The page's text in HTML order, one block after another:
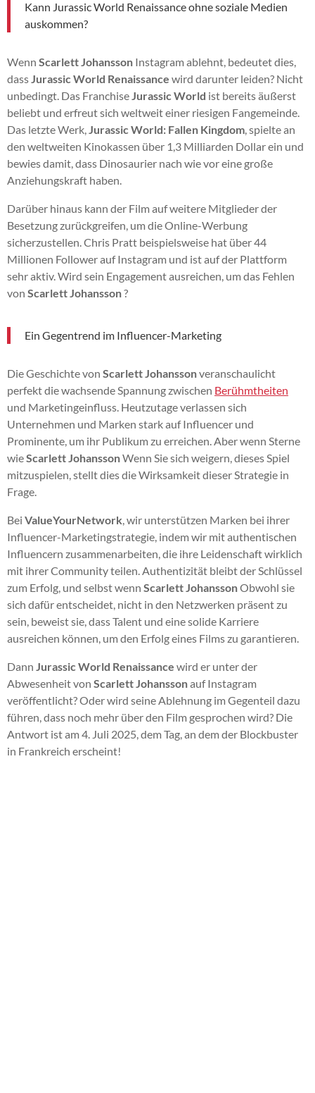
Kann Jurassic World Renaissance ohne soziale Medien
auskommen?
Wenn Scarlett Johansson Instagram ablehnt, bedeutet dies,
dass Jurassic World Renaissance wird darunter leiden? Nicht
unbedingt. Das Franchise Jurassic World ist bereits äußerst
beliebt und erfreut sich weltweit einer riesigen Fangemeinde.
Das letzte Werk, Jurassic World: Fallen Kingdom , spielte an
den weltweiten Kinokassen über 1,3 Milliarden Dollar ein und
bewies damit, dass Dinosaurier nach wie vor eine große
Anziehungskraft haben.
Darüber hinaus kann der Film auf weitere Mitglieder der
Besetzung zurückgreifen, um die Online-Werbung
sicherzustellen. Chris Pratt beispielsweise hat über 44
Millionen Follower auf Instagram und ist auf der Plattform
sehr aktiv. Wird sein Engagement ausreichen, um das Fehlen
von Scarlett Johansson?
Ein Gegentrend im Influencer-Marketing
Die Geschichte von Scarlett Johanssonveranschaulicht
perfekt die wachsende Spannung zwischen Berühmtheiten
und Marketingeinfluss. Heutzutage verlassen sich
Unternehmen und Marken stark auf Influencer und
Prominente, um ihr Publikum zu erreichen. Aber wenn Sterne
wieScarlett JohanssonWenn Sie sich weigern, dieses Spiel
mitzuspielen, stellt dies die Wirksamkeit dieser Strategie in
Frage.
Bei ValueYourNetwork , wir unterstützen Marken bei ihrer
Influencer-Marketingstrategie, indem wir mit authentischen
Influencern zusammenarbeiten, die ihre Leidenschaft wirklich
mit ihrer Community teilen. Authentizität bleibt der Schlüssel
zum Erfolg, und selbst wenn Scarlett JohanssonObwohl sie
sich dafür entscheidet, nicht in den Netzwerken präsent zu
sein, beweist sie, dass Talent und eine solide Karriere
ausreichen können, um den Erfolg eines Films zu garantieren.
Dann Jurassic World Renaissance wird er unter der
Abwesenheit von Scarlett Johanssonauf Instagram
veröffentlicht? Oder wird seine Ablehnung im Gegenteil dazu
führen, dass noch mehr über den Film gesprochen wird? Die
Antwort ist am 4. Juli 2025, dem Tag, an dem der Blockbuster
in Frankreich erscheint!